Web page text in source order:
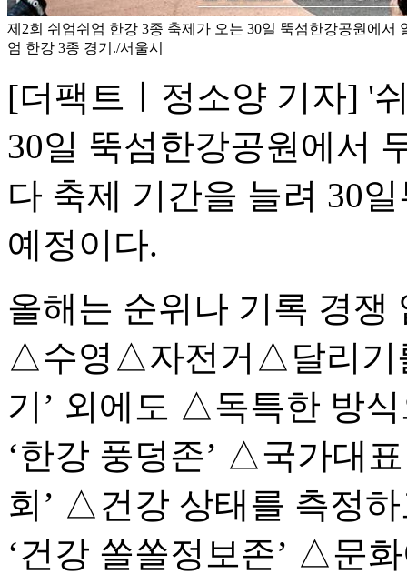
제2회 쉬엄쉬엄 한강 3종 축제가 오는 30일 뚝섬한강공원에서
엄 한강 3종 경기./서울시
[더팩트ㅣ정소양 기자] '
30일 뚝섬한강공원에서
다 축제 기간을 늘려 30
예정이다.
올해는 순위나 기록 경쟁
△수영△자전거△달리기
기’ 외에도 △독특한 방
‘한강 풍덩존’ △국가대
회’ △건강 상태를 측정
‘건강 쏠쏠정보존’ △문